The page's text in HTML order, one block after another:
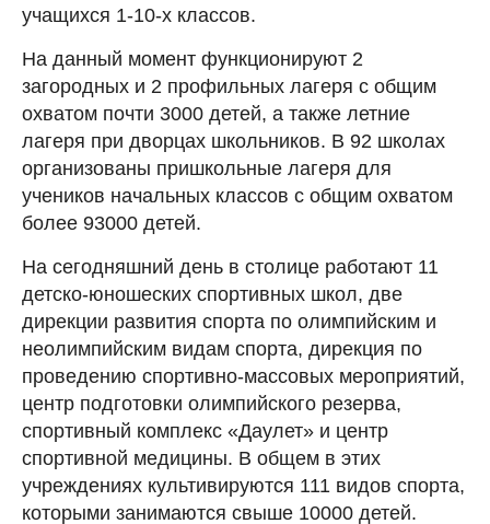
учащихся 1-10-х классов.
На данный момент функционируют 2
загородных и 2 профильных лагеря с общим
охватом почти 3000 детей, а также летние
лагеря при дворцах школьников. В 92 школах
организованы пришкольные лагеря для
учеников начальных классов с общим охватом
более 93000 детей.
На сегодняшний день в столице работают 11
детско-юношеских спортивных школ, две
дирекции развития спорта по олимпийским и
неолимпийским видам спорта, дирекция по
проведению спортивно-массовых мероприятий,
центр подготовки олимпийского резерва,
спортивный комплекс «Даулет» и центр
спортивной медицины. В общем в этих
учреждениях культивируются 111 видов спорта,
которыми занимаются свыше 10000 детей.